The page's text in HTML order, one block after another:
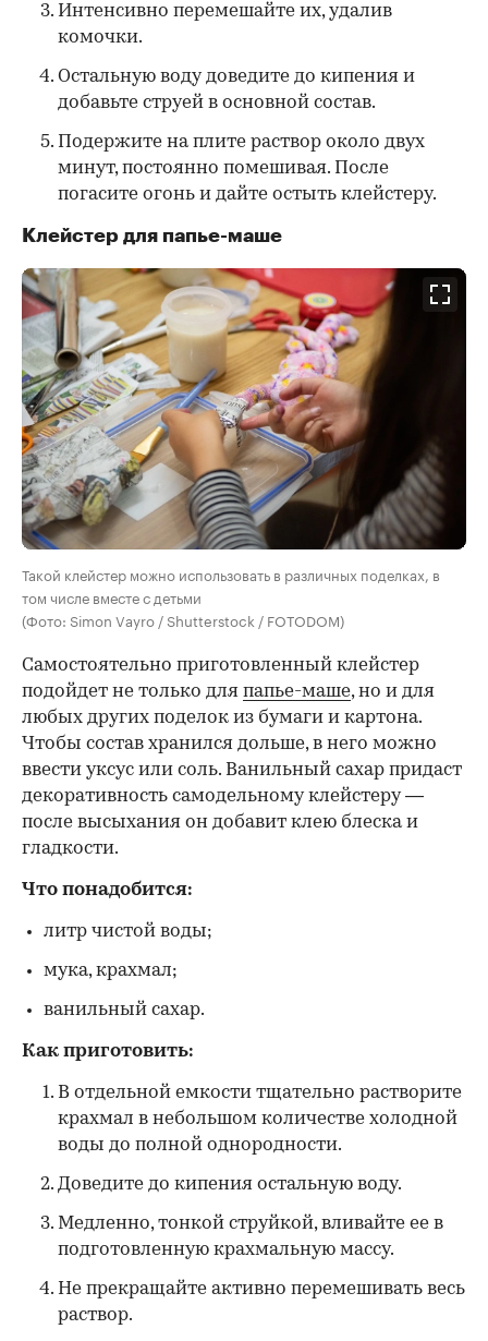
Интенсивно перемешайте их, удалив
комочки.
Остальную воду доведите до кипения и
добавьте струей в основной состав.
Подержите на плите раствор около двух
минут, постоянно помешивая. После
погасите огонь и дайте остыть клейстеру.
Клейстер для папье-маше
Такой клейстер можно использовать в различных поделках, в
том числе вместе с детьми
(Фото: Simon Vayro / Shutterstock / FOTODOM)
Самостоятельно приготовленный клейстер
подойдет не только для папье-маше, но и для
любых других поделок из бумаги и картона.
Чтобы состав хранился дольше, в него можно
ввести уксус или соль. Ванильный сахар придаст
декоративность самодельному клейстеру —
после высыхания он добавит клею блеска и
гладкости.
Что понадобится:
литр чистой воды;
мука, крахмал;
ванильный сахар.
Как приготовить:
В отдельной емкости тщательно растворите
крахмал в небольшом количестве холодной
воды до полной однородности.
Доведите до кипения остальную воду.
Медленно, тонкой струйкой, вливайте ее в
подготовленную крахмальную массу.
Не прекращайте активно перемешивать весь
раствор.